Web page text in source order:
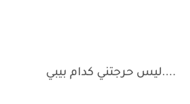
....ليس حرجتني كدام بيبي